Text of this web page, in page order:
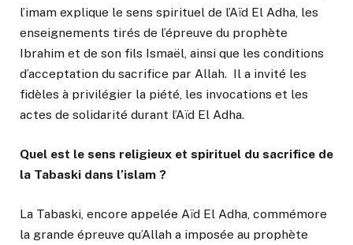
l’imam explique le sens spirituel de l’Aïd El Adha, les
enseignements tirés de l’épreuve du prophète
Ibrahim et de son fils Ismaël, ainsi que les conditions
d’acceptation du sacrifice par Allah. Il a invité les
fidèles à privilégier la piété, les invocations et les
actes de solidarité durant l’Aïd El Adha.
Quel est le sens religieux et spirituel du sacrifice de
la Tabaski dans l’islam ?
La Tabaski, encore appelée Aïd El Adha, commémore
la grande épreuve qu’Allah a imposée au prophète